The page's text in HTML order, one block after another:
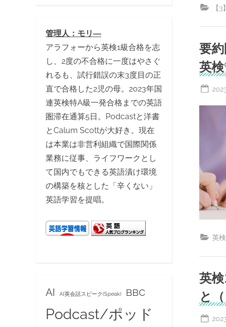
【
要
英
英
英
と
管理人：モリ―
アラフォーから英検1級合格を志
し、2度の不合格に一度はやさぐ
れるも、試行錯誤の末3度目の正
直で合格した2児の母。2023年国
連英検特A級一発合格までの英語
圏滞在通算5日。Podcastと洋書
とCalum Scottが大好き。現在
は本業は非営利組織で国際関係
業務に従事、ライフワークとし
て国内でもできる英語漬け環境
の構築を核とした「辛くない」
英語学習を提唱。
AI AI英会話スピーク(Speak) BBC
Podcast/ポッド